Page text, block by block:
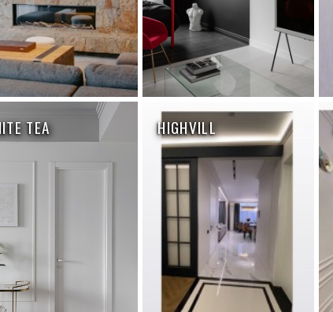
TEA HIGHVILL